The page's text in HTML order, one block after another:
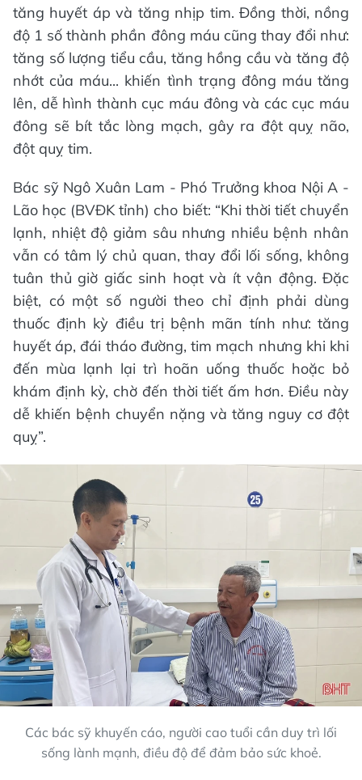
tăng huyết áp và tăng nhịp tim. Đồng thời, nồng
độ 1 số thành phần đông máu cũng thay đổi như:
tăng số lượng tiểu cầu, tăng hồng cầu và tăng độ
nhớt của máu... khiến tình trạng đông máu tăng
lên, dễ hình thành cục máu đông và các cục máu
đông sẽ bít tắc lòng mạch, gây ra đột quỵ não,
đột quỵ tim.
Bác sỹ Ngô Xuân Lam - Phó Trưởng khoa Nội A -
Lão học (BVĐK tỉnh) cho biết: “Khi thời tiết chuyển
lạnh, nhiệt độ giảm sâu nhưng nhiều bệnh nhân
vẫn có tâm lý chủ quan, thay đổi lối sống, không
tuân thủ giờ giấc sinh hoạt và ít vận động. Đặc
biệt, có một số người theo chỉ định phải dùng
thuốc định kỳ điều trị bệnh mãn tính như: tăng
huyết áp, đái tháo đường, tim mạch nhưng khi khi
đến mùa lạnh lại trì hoãn uống thuốc hoặc bỏ
khám định kỳ, chờ đến thời tiết ấm hơn. Điều này
dễ khiến bệnh chuyển nặng và tăng nguy cơ đột
quỵ”.
Các bác sỹ khuyến cáo, người cao tuổi cần duy trì lối
sống lành mạnh, điều độ để đảm bảo sức khoẻ.